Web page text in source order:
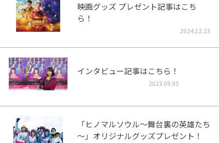
映画グッズ プレゼント記事はこち
ら！
2024.12.23
インタビュー記事はこちら！
2023.09.05
「ヒノマルソウル～舞台裏の英雄たち
～」オリジナルグッズプレゼント！